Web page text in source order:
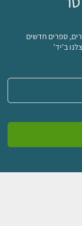
ספרים חדשים
ב'יד'